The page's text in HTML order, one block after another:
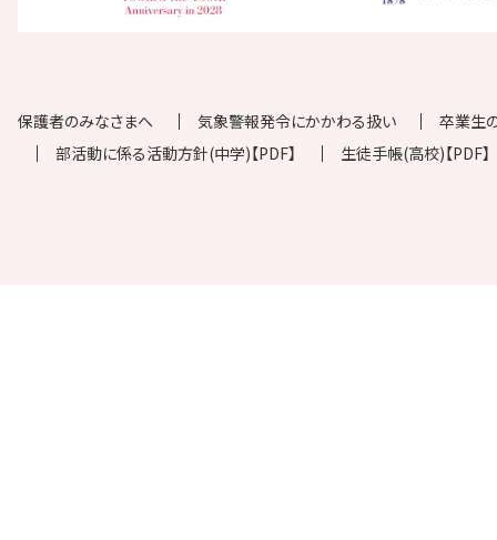
保護者のみなさまへ 気象警報発令にかかわる扱い
卒業生
部活動に係る活動方針(中学)【PDF】
生徒手帳(高校)【PDF】